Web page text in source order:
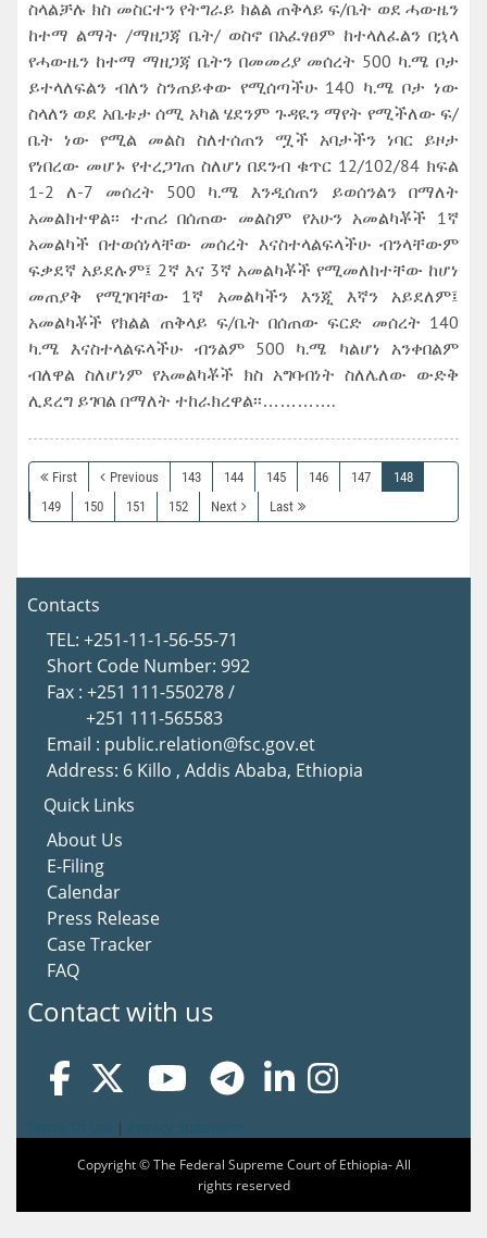
ስላልቻሉ ክስ መስርተን የትግራይ ክልል ጠቅላይ ፍ/ቤት ወደ ሓውዜን
ከተማ ልማት /ማዘጋጃ ቤት/ ወስኖ በአፈፃፀም ከተላለፈልን በኋላ
የሓውዜን ከተማ ማዘጋጃ ቤትን በመመሪያ መሰረት 500 ካ.ሜ ቦታ
ይተላለፍልን ብለን ስንጠይቀው የሚሰጣችሁ 140 ካ.ሜ ቦታ ነው
ስላለን ወደ አቤቱታ ሰሚ አካል ሄደንም ጉዳዪን ማየት የሚችለው ፍ/
ቤት ነው የሚል መልስ ስለተሰጠን ሟች አባታችን ነባር ይዞታ
የነበረው መሆኑ የተረጋገጠ ስለሆነ በደንብ ቁጥር 12/102/84 ክፍል
1-2 ለ-7 መሰረት 500 ካ.ሜ እንዲሰጠን ይወሰንልን በማለት
አመልክተዋል፡፡ ተጠሪ በሰጠው መልስም የአሁን አመልካቾች 1ኛ
አመልካች በተወሰነላቸው መሰረት እናስተላልፍላችሁ ብንላቸውም
ፍቃደኛ አይደሉም፤ 2ኛ እና 3ኛ አመልካቾች የሚመለከተቸው ከሆነ
መጠያቅ የሚገባቸው 1ኛ አመልካችን እንጂ እኛን አይደለም፤
አመልካቾች የክልል ጠቅላይ ፍ/ቤት በሰጠው ፍርድ መሰረት 140
ካ.ሜ እናስተላልፍላችሁ ብንልም 500 ካ.ሜ ካልሆነ አንቀበልም
ብለዋል ስለሆነም የአመልካቾች ክስ አግባብነት ስለሌለው ውድቅ
ሊደረግ ይገባል በማለት ተከራክረዋል፡፡………….
First Previous 143 144 145 146 147
148
149
150 151 152 Next Last
Contacts
TEL: +251-11-1-56-55-71
Short Code Number: 992
Fax : +251 111-550278 /
+251 111-565583
Email : public.relation@fsc.gov.et
Address: 6 Killo , Addis Ababa, Ethiopia
Quick Links
About Us
E-Filing
Calendar
Press Release
Case Tracker
FAQ
Contact with us
|
Copyright © The Federal Supreme Court of Ethiopia- All
rights reserved